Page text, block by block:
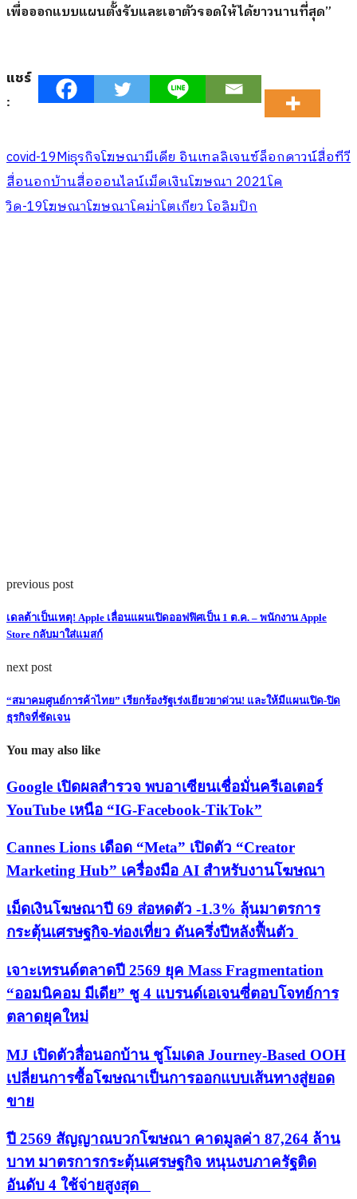
เพื่อออกแบบแผนตั้งรับและเอาตัวรอดให้ได้ยาวนานที่สุด”
แชร์
:
covid-19Miธุรกิจโฆษณามีเดีย อินเทลลิเจนซ์ล็อกดาวน์สื่อทีวี
สื่อนอกบ้านสื่อออนไลน์เม็ดเงินโฆษณา 2021โค
วิด-19โฆษณาโฆษณาโคม่าโตเกียว โอลิมปิก
previous post
เดลต้าเป็นเหตุ! Apple เลื่อนแผนเปิดออฟฟิศเป็น 1 ต.ค. – พนักงาน Apple
Store กลับมาใส่แมสก์
next post
“สมาคมศูนย์การค้าไทย” เรียกร้องรัฐเร่งเยียวยาด่วน! และให้มีแผนเปิด-ปิด
ธุรกิจที่ชัดเจน
You may also like
Google เปิดผลสำรวจ พบอาเซียนเชื่อมั่นครีเอเตอร์
YouTube เหนือ “IG-Facebook-TikTok”
Cannes Lions เดือด “Meta” เปิดตัว “Creator
Marketing Hub” เครื่องมือ AI สำหรับงานโฆษณา
เม็ดเงินโฆษณาปี 69 ส่อหดตัว -1.3% ลุ้นมาตรการ
กระตุ้นเศรษฐกิจ-ท่องเที่ยว ดันครึ่งปีหลังฟื้นตัว
เจาะเทรนด์ตลาดปี 2569 ยุค Mass Fragmentation
“ออมนิคอม มีเดีย” ชู 4 แบรนด์เอเจนซี่ตอบโจทย์การ
ตลาดยุคใหม่
MJ เปิดตัวสื่อนอกบ้าน ชูโมเดล Journey-Based OOH
เปลี่ยนการซื้อโฆษณาเป็นการออกแบบเส้นทางสู่ยอด
ขาย
ปี 2569 สัญญาณบวกโฆษณา คาดมูลค่า 87,264 ล้าน
บาท มาตรการกระตุ้นเศรษฐกิจ หนุนงบภาครัฐติด
อันดับ 4 ใช้จ่ายสูงสุด